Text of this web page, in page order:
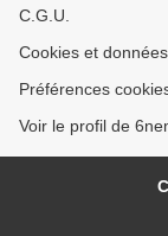
C.G.U.
Cookies et
Préférences
Voir le profil de